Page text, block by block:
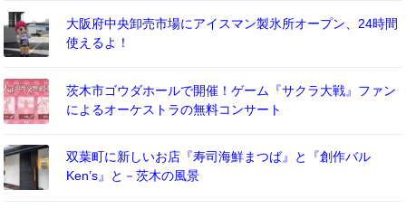
大阪府中央卸売市場にアイスマン製氷所オープン、24時間
使えるよ！
茨木市ゴウダホールで開催！ゲーム『サクラ大戦』ファン
によるオーケストラの無料コンサート
双葉町に新しいお店『寿司海鮮まつば』と『創作バル
Ken’s』と－茨木の風景